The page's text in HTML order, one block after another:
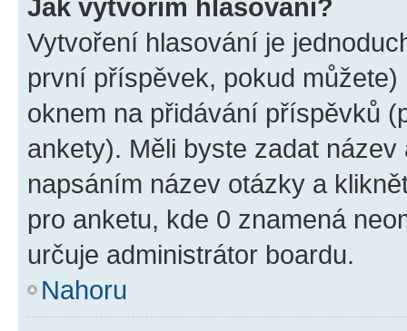
Jak vytvořím hlasování?
Vytvoření hlasování je
první příspěvek, pokud
oknem na přidávání příspěvků
ankety). Měli byste zadat
napsáním název otázky a
pro anketu, kde 0 znamená
určuje administrátor boardu.
Nahoru